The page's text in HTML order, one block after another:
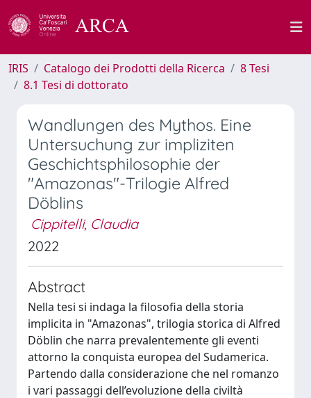
IRIS Catalogo dei Prodotti della Ricerca
8 Tesi
8.1 Tesi di dottorato
Wandlungen des Mythos. Eine
Untersuchung zur impliziten
Geschichtsphilosophie der
"Amazonas"-Trilogie Alfred
Döblins
Cippitelli, Claudia
2022
Abstract
Nella tesi si indaga la filosofia della storia
implicita in "Amazonas", trilogia storica di Alfred
Döblin che narra prevalentemente gli eventi
attorno la conquista europea del Sudamerica.
Partendo dalla considerazione che nel romanzo
i vari passaggi dell’evoluzione della civiltà